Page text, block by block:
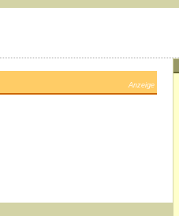
Anzeige